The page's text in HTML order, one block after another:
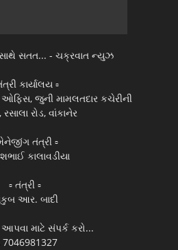
સતત... - ચક્રવાત ન્યુઝ
કાર્યાલય ▫️
જુની મામલતદાર કચેરીની
રોડ, વાંકાનેર
તંત્રી ▫️
કાલાવડીયા
▫️ તંત્રી ▫️
આર. બાદી
માટે સંપર્ક કરો...